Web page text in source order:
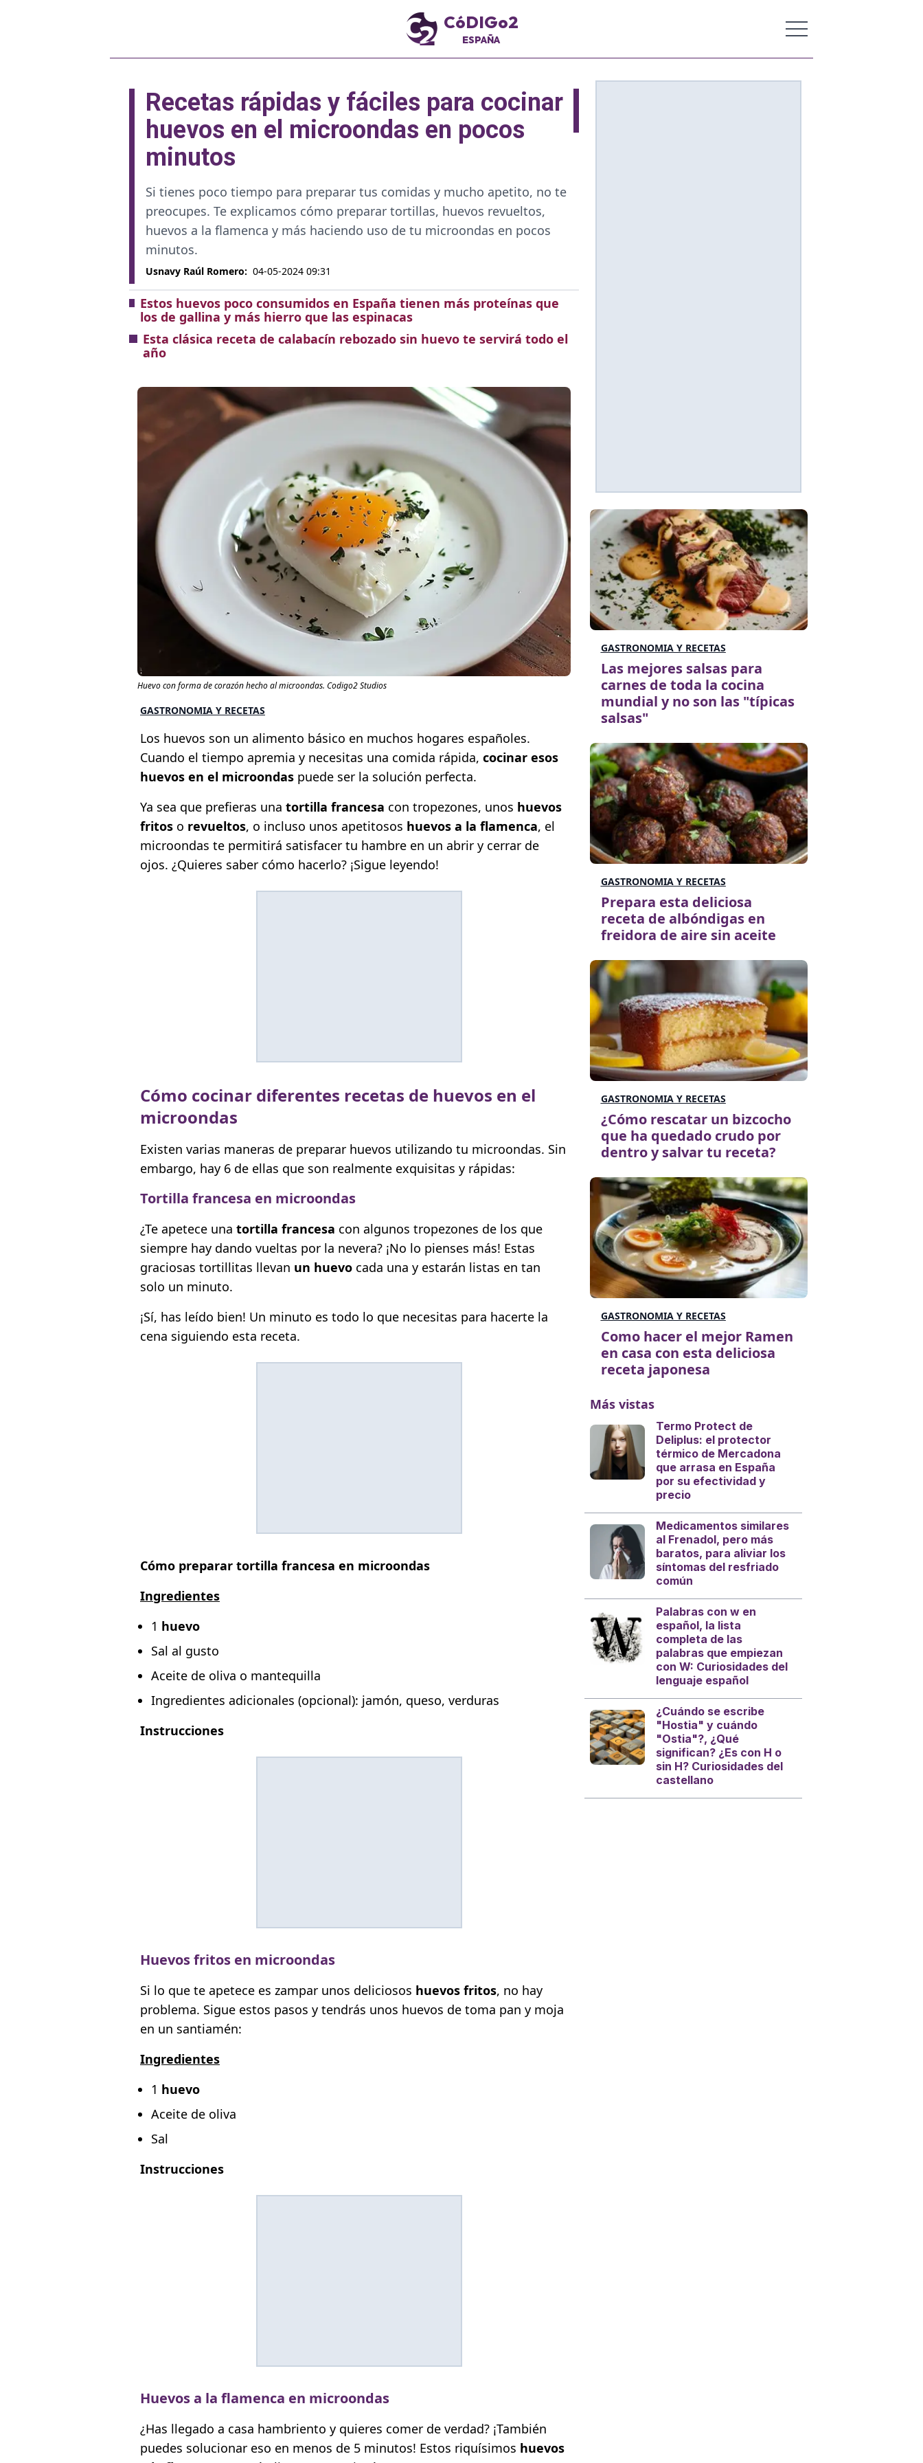
CóDIGo2
ESPAÑA
Recetas rápidas y fáciles para cocinar
huevos en el microondas en pocos
minutos
Si tienes poco tiempo para preparar tus comidas y mucho apetito, no te
preocupes. Te explicamos cómo preparar tortillas, huevos revueltos,
huevos a la flamenca y más haciendo uso de tu microondas en pocos
minutos.
Usnavy Raúl Romero: 04-05-2024 09:31
Estos huevos poco consumidos en España tienen más proteínas que
los de gallina y más hierro que las espinacas
Esta clásica receta de calabacín rebozado sin huevo te servirá todo el
año
Huevo con forma de corazón hecho al microondas. Codigo2 Studios
GASTRONOMIA Y RECETAS
Los huevos son un alimento básico en muchos hogares españoles.
Cuando el tiempo apremia y necesitas una comida rápida, cocinar esos
huevos en el microondas puede ser la solución perfecta.
Ya sea que prefieras una tortilla francesa con tropezones, unos huevos
fritos o revueltos, o incluso unos apetitosos huevos a la flamenca, el
microondas te permitirá satisfacer tu hambre en un abrir y cerrar de
ojos. ¿Quieres saber cómo hacerlo? ¡Sigue leyendo!
Cómo cocinar diferentes recetas de huevos en el
microondas
Existen varias maneras de preparar huevos utilizando tu microondas. Sin
embargo, hay 6 de ellas que son realmente exquisitas y rápidas:
Tortilla francesa en microondas
¿Te apetece una tortilla francesa con algunos tropezones de los que
siempre hay dando vueltas por la nevera? ¡No lo pienses más! Estas
graciosas tortillitas llevan un huevo cada una y estarán listas en tan
solo un minuto.
¡Sí, has leído bien! Un minuto es todo lo que necesitas para hacerte la
cena siguiendo esta receta.
Cómo preparar tortilla francesa en microondas
Ingredientes
1 huevo
Sal al gusto
Aceite de oliva o mantequilla
Ingredientes adicionales (opcional): jamón, queso, verduras
Instrucciones
Huevos fritos en microondas
Si lo que te apetece es zampar unos deliciosos huevos fritos, no hay
problema. Sigue estos pasos y tendrás unos huevos de toma pan y moja
en un santiamén:
Ingredientes
1 huevo
Aceite de oliva
Sal
Instrucciones
Huevos a la flamenca en microondas
¿Has llegado a casa hambriento y quieres comer de verdad? ¡También
puedes solucionar eso en menos de 5 minutos! Estos riquísimos huevos
GASTRONOMIA Y RECETAS
Las mejores salsas para
carnes de toda la cocina
mundial y no son las "típicas
salsas"
GASTRONOMIA Y RECETAS
Prepara esta deliciosa
receta de albóndigas en
freidora de aire sin aceite
GASTRONOMIA Y RECETAS
¿Cómo rescatar un bizcocho
que ha quedado crudo por
dentro y salvar tu receta?
GASTRONOMIA Y RECETAS
Como hacer el mejor Ramen
en casa con esta deliciosa
receta japonesa
Más vistas
Termo Protect de
Deliplus: el protector
térmico de Mercadona
que arrasa en España
por su efectividad y
precio
Medicamentos similares
al Frenadol, pero más
baratos, para aliviar los
síntomas del resfriado
común
Palabras con w en
español, la lista
completa de las
palabras que empiezan
con W: Curiosidades del
lenguaje español
¿Cuándo se escribe
"Hostia" y cuándo
"Ostia"?, ¿Qué
significan? ¿Es con H o
sin H? Curiosidades del
castellano